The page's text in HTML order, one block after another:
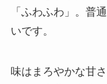
「ふわふわ」。普
いです。
味はまろやかな甘